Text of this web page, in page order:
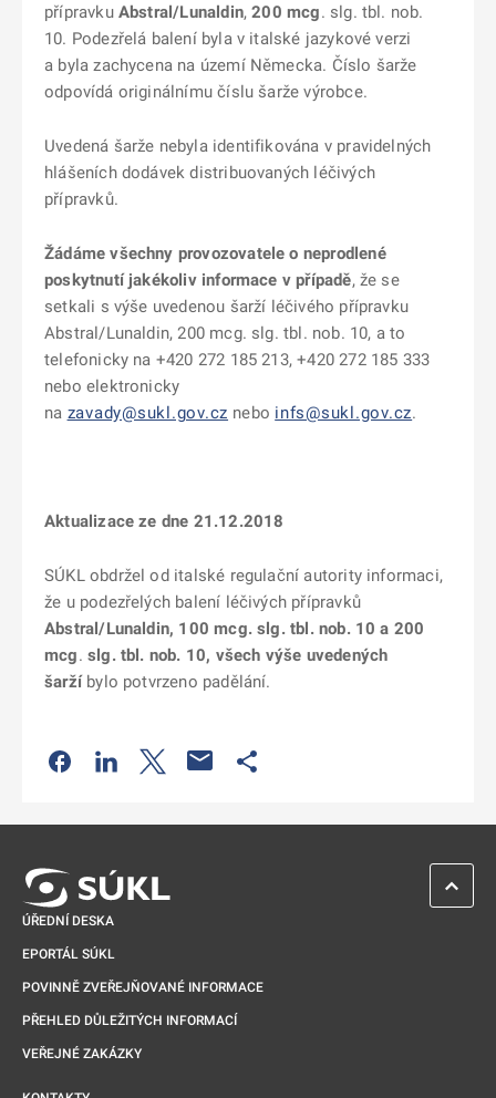
přípravku Abstral/Lunaldin,200 mcg. slg. tbl. nob.
10. Podezřelá balení byla v italské jazykové verzi
a byla zachycena na území Německa. Číslo šarže
odpovídá originálnímu číslu šarže výrobce.
Uvedená šarže nebyla identifikována v pravidelných
hlášeních dodávek distribuovaných léčivých
přípravků.
Žádáme všechny provozovatele o neprodlené
poskytnutí jakékoliv informace v případě, že se
setkali s výše uvedenou šarží léčivého přípravku
Abstral/Lunaldin, 200 mcg. slg. tbl. nob. 10, a to
telefonicky na +420 272 185 213, +420 272 185 333
nebo elektronicky
na zavady@sukl.gov.cz nebo infs@sukl.gov.cz.
Aktualizace ze dne 21.12.2018
SÚKL obdržel od italské regulační autority informaci,
že u podezřelých balení léčivých přípravků
Abstral/Lunaldin, 100 mcg. slg. tbl. nob. 10 a 200
mcg. slg. tbl. nob. 10, všech výše uvedených
šarží bylo potvrzeno padělání.
Odkaz se otevře na nové kartě
Odkaz se otevře na nové kartě
Odkaz se otevře na nové kartě
ÚŘEDNÍ DESKA
EPORTÁL SÚKL
POVINNĚ ZVEŘEJŇOVANÉ INFORMACE
PŘEHLED DŮLEŽITÝCH INFORMACÍ
VEŘEJNÉ ZAKÁZKY
ZPĚT